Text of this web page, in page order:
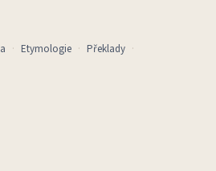
Etymologie
Překlady